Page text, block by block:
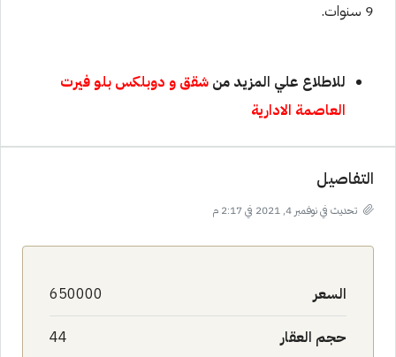
9 سنوات.
للاطلاع علي المزيد من شقق و دوبلكس بلو فيرت
العاصمة الادارية
التفاصيل
تحديث في نوفمبر 4, 2021 في 2:17 م
السعر
حجم العقار 44